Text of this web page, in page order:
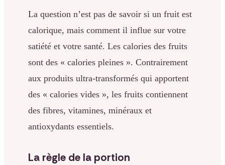
La question n’est pas de savoir si un fruit est
calorique, mais comment il influe sur votre
satiété et votre santé. Les calories des fruits
sont des « calories pleines ». Contrairement
aux produits ultra-transformés qui apportent
des « calories vides », les fruits contiennent
des fibres, vitamines, minéraux et
antioxydants essentiels.
La règle de la portion